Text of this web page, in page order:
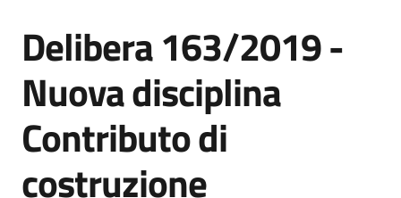
Servizi
Vivere
il
Comune
Salta al contenuto
Delibera 163/2019 -
Nuova disciplina
Contributo di
costruzione